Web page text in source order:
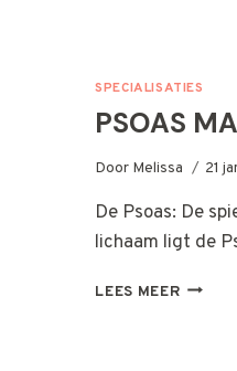
SPECIALISATIES
PSOAS
Door Melissa 21
De Psoas: De
lichaam ligt de
LEES MEERPSOAS